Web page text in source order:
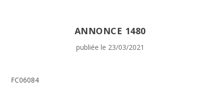
ANNONCE 1480
publiée le 23/03/2021
FC06084